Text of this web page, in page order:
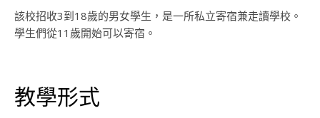
該校招收3到18歲的男女學生，是一所私立寄宿兼走讀學校。
學生們從11歲開始可以寄宿。
教學形式